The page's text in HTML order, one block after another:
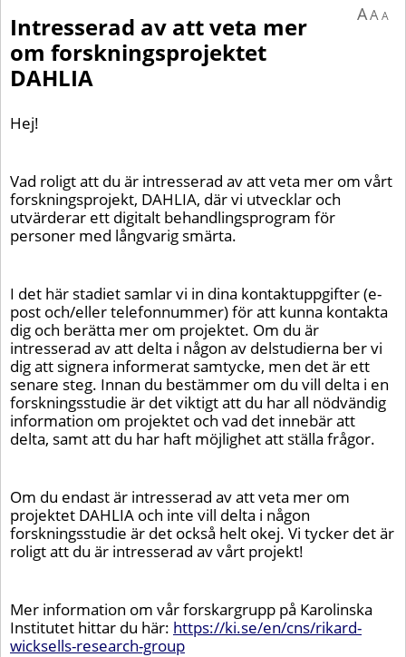
Intresserad av att veta mer
om forskningsprojektet
DAHLIA
AAA
Hej!
Vad roligt att du är intresserad av att veta mer om vårt
forskningsprojekt, DAHLIA, där vi utvecklar och
utvärderar ett digitalt behandlingsprogram för
personer med långvarig smärta.
I det här stadiet samlar vi in dina kontaktuppgifter (e-
post och/eller telefonnummer) för att kunna kontakta
dig och berätta mer om projektet. Om du är
intresserad av att delta i någon av delstudierna ber vi
dig att signera informerat samtycke, men det är ett
senare steg. Innan du bestämmer om du vill delta i en
forskningsstudie är det viktigt att du har all nödvändig
information om projektet och vad det innebär att
delta, samt att du har haft möjlighet att ställa frågor.
Om du endast är intresserad av att veta mer om
projektet DAHLIA och inte vill delta i någon
forskningsstudie är det också helt okej. Vi tycker det är
roligt att du är intresserad av vårt projekt!
Mer information om vår forskargrupp på Karolinska
Institutet hittar du här: https://ki.se/en/cns/rikard-
wicksells-research-group